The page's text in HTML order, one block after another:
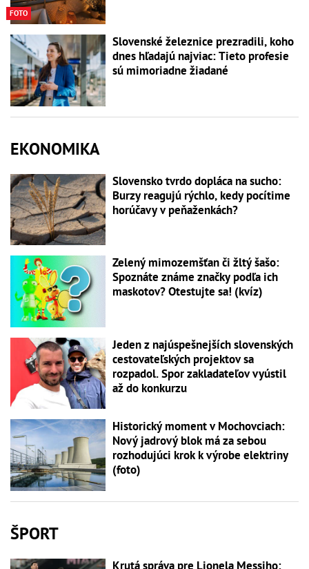
FOTO
Slovenské železnice prezradili, koho
dnes hľadajú najviac: Tieto profesie
sú mimoriadne žiadané
EKONOMIKA
Slovensko tvrdo dopláca na sucho:
Burzy reagujú rýchlo, kedy pocítime
horúčavy v peňaženkách?
Zelený mimozemšťan či žltý šašo:
Spoznáte známe značky podľa ich
maskotov? Otestujte sa! (kvíz)
Jeden z najúspešnejších slovenských
cestovateľských projektov sa
rozpadol. Spor zakladateľov vyústil
až do konkurzu
Historický moment v Mochovciach:
Nový jadrový blok má za sebou
rozhodujúci krok k výrobe elektriny
(foto)
ŠPORT
Krutá správa pre Lionela Messiho: